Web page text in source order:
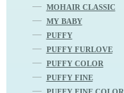
MOHAIR CLASSIC
MY BABY
PUFFY
PUFFY FURLOVE
PUFFY COLOR
PUFFY FINE